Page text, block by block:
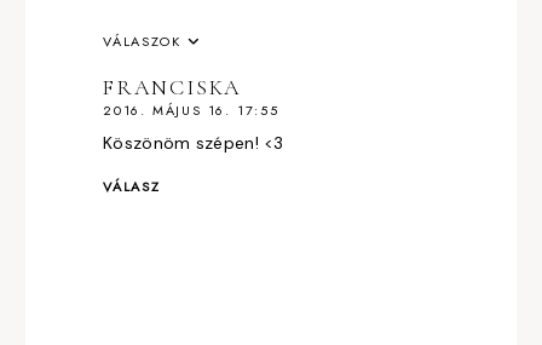
VÁLASZOK
FRANCISKA
2016. MÁJUS 16. 17:55
Köszönöm szépen! <3
VÁLASZ